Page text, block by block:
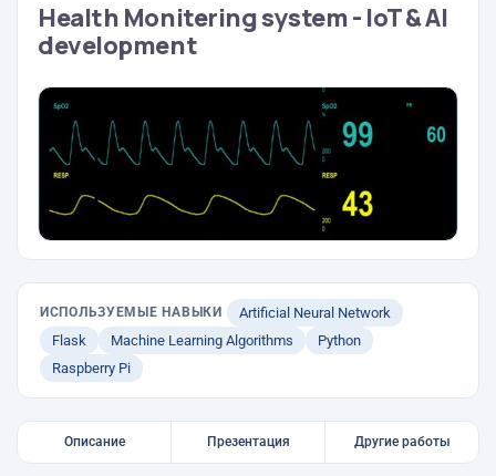
Health Monitering system - IoT & AI
development
ИСПОЛЬЗУЕМЫЕ НАВЫКИ
Artificial Neural Network
Flask
Machine Learning Algorithms
Python
Raspberry Pi
Описание Презентация Другие работы